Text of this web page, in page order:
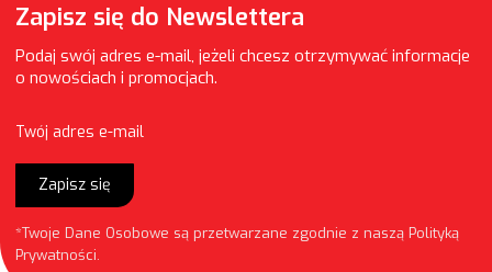
Zapisz się do Newslettera
Podaj swój adres e-mail, jeżeli chcesz otrzymywać informacje
o nowościach i promocjach.
Twój adres e-mail
Zapisz się
*Twoje Dane Osobowe są przetwarzane zgodnie z naszą Polityką
Prywatności.